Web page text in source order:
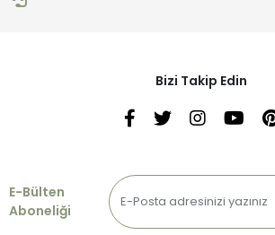
Bizi Takip Edin
E-Bülten
Aboneliği